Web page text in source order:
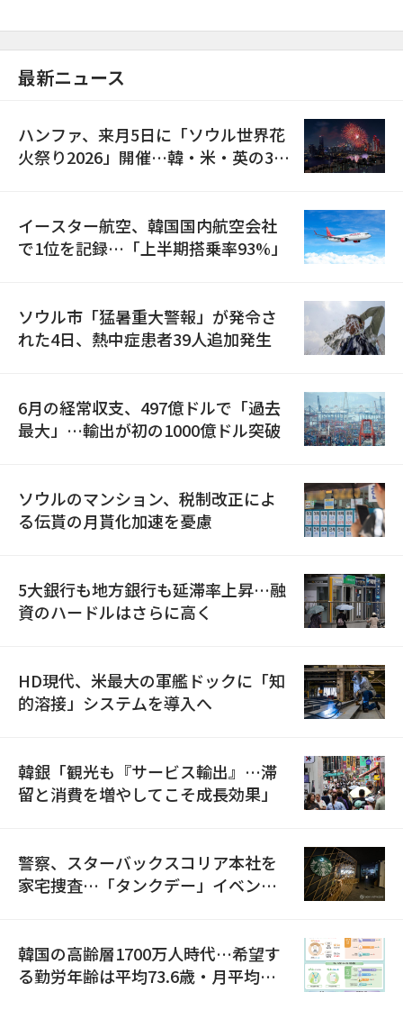
最新ニュース
ハンファ、来月5日に「ソウル世界花
火祭り2026」開催…韓・米・英の3カ
イースター航空、韓国国内航空会社
で1位を記録…「上半期搭乗率93%」
ソウル市「猛暑重大警報」が発令さ
れた4日、熱中症患者39人追加発生
6月の経常収支、497億ドルで「過去
最大」…輸出が初の1000億ドル突破
ソウルのマンション、税制改正によ
る伝貰の月貰化加速を憂慮
5大銀行も地方銀行も延滞率上昇…融
資のハードルはさらに高く
HD現代、米最大の軍艦ドックに「知
的溶接」システムを導入へ
韓銀「観光も『サービス輸出』…滞
留と消費を増やしてこそ成長効果」
警察、スターバックスコリア本社を
家宅捜査…「タンクデー」イベント
韓国の高齢層1700万人時代…希望す
る勤労年齢は平均73.6歳・月平均賃